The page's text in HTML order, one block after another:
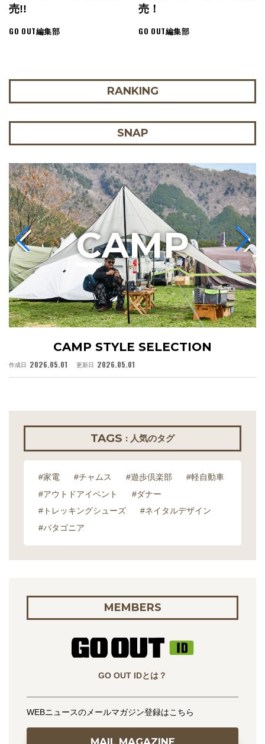
売!!
GO OUT編集部
売！
GO OUT編集部
RANKING
SNAP
CAMP STYLE SELECTION
作成日 2026.05.01 更新日 2026.05.01
CAMP
TAGS : 人気のタグ
#家電 #チャムス #遊歩倶楽部
#軽自動車
#アウトドアイベント
#ダナー
#トレッキングシューズ
#ネイタルデザイン
#パタゴニア
MEMBERS
GO OUT IDとは？
WEBニュースのメールマガジン登録はこちら
MAIL MAGAZINE